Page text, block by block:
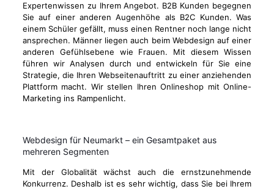
Expertenwissen zu Ihrem Angebot. B2B Kunden begegnen
Sie auf einer anderen Augenhöhe als B2C Kunden. Was
einem Schüler gefällt, muss einen Rentner noch lange nicht
ansprechen. Männer liegen auch beim Webdesign auf einer
anderen Gefühlsebene wie Frauen. Mit diesem Wissen
führen wir Analysen durch und entwickeln für Sie eine
Strategie, die Ihren Webseitenauftritt zu einer anziehenden
Plattform macht. Wir stellen Ihren Onlineshop mit Online-
Marketing ins Rampenlicht.
Webdesign für Neumarkt – ein Gesamtpaket aus
mehreren Segmenten
Mit der Globalität wächst auch die ernstzunehmende
Konkurrenz. Deshalb ist es sehr wichtig, dass Sie bei Ihrem